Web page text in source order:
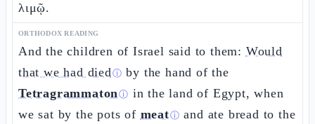
λιμῷ.
ORTHODOX READING
And the children of Israel said to them: Would
that we had diedⓘ by the hand of the
Tetragrammatonⓘ in the land of Egypt, when
we sat by the pots of meatⓘ and ate bread to the